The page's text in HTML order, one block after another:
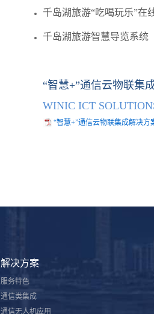
千岛湖旅游“吃喝玩乐”在
千岛湖旅游智慧导览系统
“智慧+”通信云物联集
WINIC ICT
“智慧+”通信云物联集成解决方
解决方案
服务特色
通信类集成
通信无人机应用